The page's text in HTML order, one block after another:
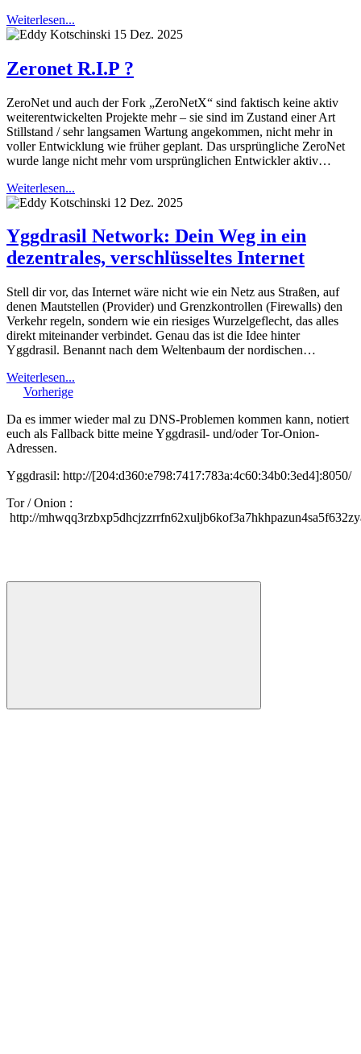
Weiterlesen...
15 Dez. 2025
Zeronet R.I.P ?
ZeroNet und auch der Fork „ZeroNetX“ sind faktisch keine aktiv
weiterentwickelten Projekte mehr – sie sind im Zustand einer Art
Stillstand / sehr langsamen Wartung angekommen, nicht mehr in
voller Entwicklung wie früher geplant. Das ursprüngliche ZeroNet
wurde lange nicht mehr vom ursprünglichen Entwickler aktiv…
Weiterlesen...
12 Dez. 2025
Yggdrasil Network: Dein Weg in ein
dezentrales, verschlüsseltes Internet
Stell dir vor, das Internet wäre nicht wie ein Netz aus Straßen, auf
denen Mautstellen (Provider) und Grenzkontrollen (Firewalls) den
Verkehr regeln, sondern wie ein riesiges Wurzelgeflecht, das alles
direkt miteinander verbindet. Genau das ist die Idee hinter
Yggdrasil. Benannt nach dem Weltenbaum der nordischen…
Weiterlesen...
Vorherige
Da es immer wieder mal zu DNS-Problemen kommen kann, notiert
euch als Fallback bitte meine Yggdrasil- und/oder Tor-Onion-
Adressen.
Yggdrasil: http://[204:d360:e798:7417:783a:4c60:34b0:3ed4]:8050/
Tor / Onion :
http://